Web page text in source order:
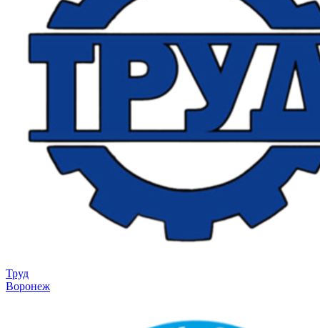
Труд
Воронеж